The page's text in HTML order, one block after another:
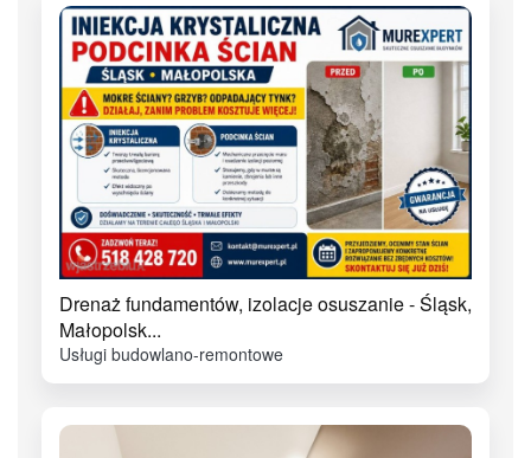
Drenaż fundamentów, izolacje osuszanie - Śląsk,
Małopolsk...
Usługi budowlano-remontowe